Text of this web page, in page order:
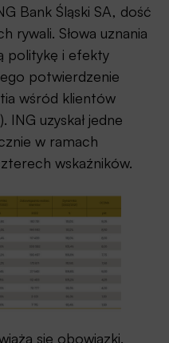
Bank Śląski SA, dość
rywali. Słowa uznania
politykę i efekty
potwierdzenie
wśród klientów
uzyskał jedne
w ramach
wskaźników.
się obowiązki.